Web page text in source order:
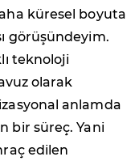
küresel boyuta
görüşündeyim.
teknoloji
olarak
anlamda
bir süreç. Yani
edilen